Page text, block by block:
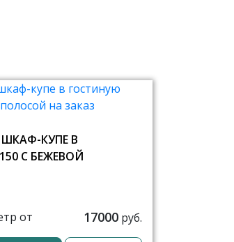
КУПЕ В
С БЕЖЕВОЙ
от 17000 руб.